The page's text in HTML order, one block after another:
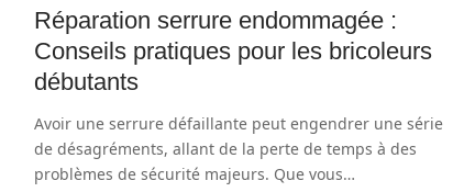
Réparation serrure endommagée :
Conseils pratiques pour les bricoleurs
débutants
Avoir une serrure défaillante peut engendrer une série
de désagréments, allant de la perte de temps à des
problèmes de sécurité majeurs. Que vous…